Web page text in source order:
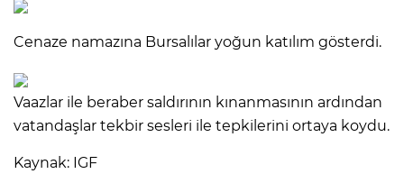
Cenaze namazına Bursalılar yoğun katılım gösterdi.
Vaazlar ile beraber saldırının kınanmasının ardından
vatandaşlar tekbir sesleri ile tepkilerini ortaya koydu.
Kaynak: IGF